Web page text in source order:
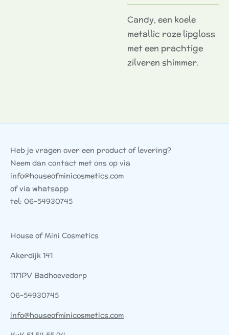
Candy, een koele
metallic roze lipgloss
met een prachtige
zilveren shimmer.
Heb je vragen over een product of levering?
Neem dan contact met ons op via
info@houseofminicosmetics.com
of via whatsapp
tel: 06-54930745
House of Mini Cosmetics
Akerdijk 141
1171PV Badhoevedorp
06-54930745
info@houseofminicosmetics.com